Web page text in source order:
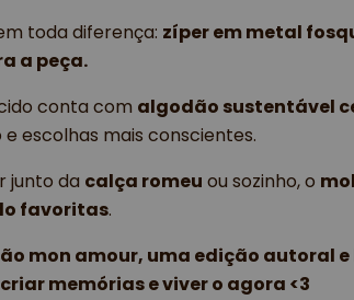
toda diferença: zíper em metal
a peça.
conta com algodão sustentável
escolhas mais conscientes.
junto da calça romeu ou sozinho, o
favoritas.
mon amour, uma edição autoral
memórias e viver o agora <3